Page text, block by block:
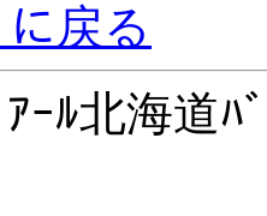
戻る
ｱｰﾙ北海道